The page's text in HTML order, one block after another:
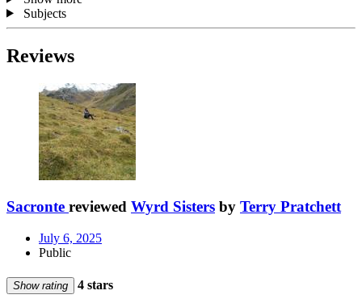
Subjects
Reviews
Sacronte reviewed Wyrd Sisters by Terry Pratchett
July 6, 2025
Public
Show rating 4 stars